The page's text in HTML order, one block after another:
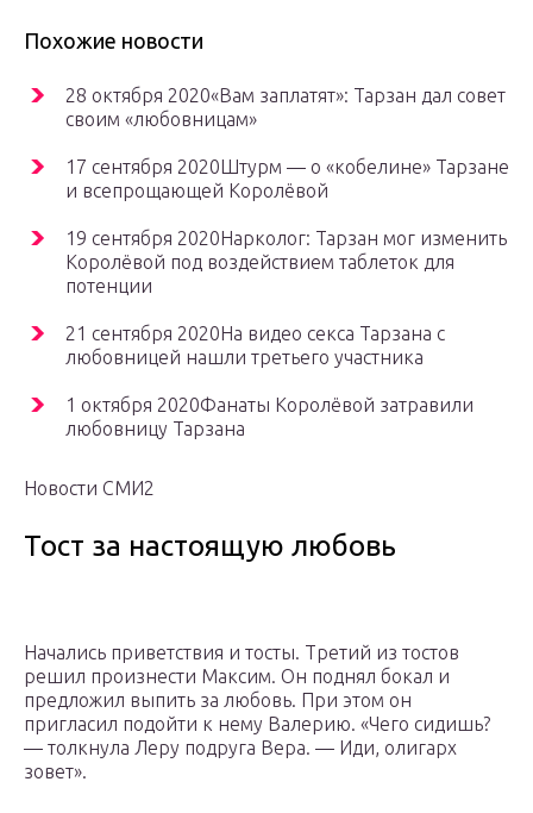
Похожие новости
28 октября 2020«Вам заплатят»: Тарзан дал совет
своим «любовницам»
17 сентября 2020Штурм — о «кобелине» Тарзане
и всепрощающей Королёвой
19 сентября 2020Нарколог: Тарзан мог изменить
Королёвой под воздействием таблеток для
потенции
21 сентября 2020На видео секса Тарзана с
любовницей нашли третьего участника
1 октября 2020Фанаты Королёвой затравили
любовницу Тарзана
Новости СМИ2
Тост за настоящую любовь
Начались приветствия и тосты. Третий из тостов
решил произнести Максим. Он поднял бокал и
предложил выпить за любовь. При этом он
пригласил подойти к нему Валерию. «Чего сидишь?
— толкнула Леру подруга Вера. — Иди, олигарх
зовет».